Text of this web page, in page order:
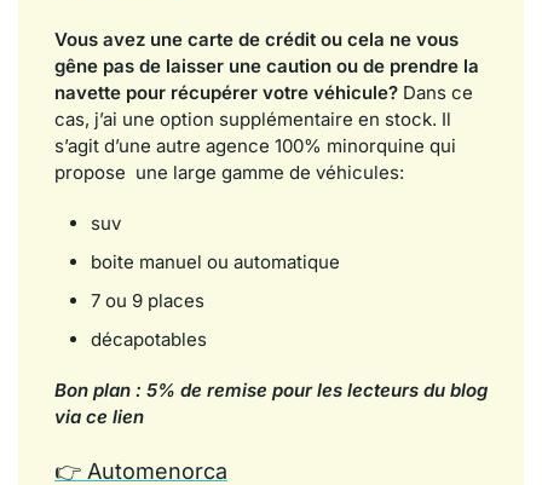
Vous avez une carte de crédit ou cela ne vous
gêne pas de laisser une caution ou de prendre la
navette pour récupérer votre véhicule? Dans ce
cas, j’ai une option supplémentaire en stock. Il
s’agit d’une autre agence 100% minorquine qui
propose une large gamme de véhicules:
suv
boite manuel ou automatique
7 ou 9 places
décapotables
Bon plan : 5% de remise pour les lecteurs du blog
via ce lien
👉 Automenorca